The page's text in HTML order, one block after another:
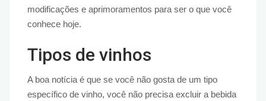
modificações e aprimoramentos para ser o que você
conhece hoje.
Tipos de vinhos
A boa notícia é que se você não gosta de um tipo
específico de vinho, você não precisa excluir a bebida